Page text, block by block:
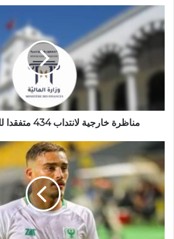
مناظرة خارجية لانتداب 434 متفقدا للمصالح المالية